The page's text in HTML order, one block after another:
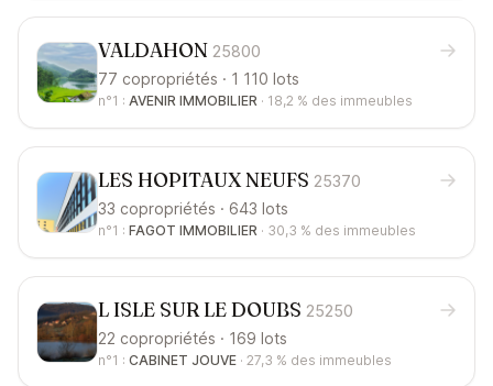
VALDAHON 25800
77 copropriétés · 1 110 lots
n°1 : AVENIR IMMOBILIER · 18,2 % des immeubles
LES HOPITAUX NEUFS 25370
33 copropriétés · 643 lots
n°1 : FAGOT IMMOBILIER · 30,3 % des immeubles
L ISLE SUR LE DOUBS 25250
22 copropriétés · 169 lots
n°1 : CABINET JOUVE · 27,3 % des immeubles